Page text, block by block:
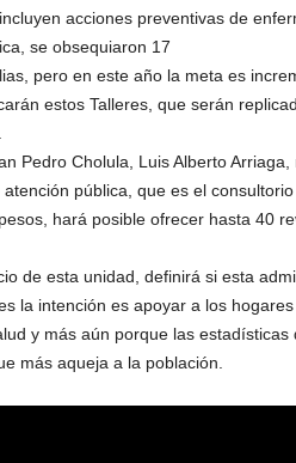
acciones preventivas de
se obsequiaron 17
pero en este año la meta es
estos Talleres, que serán
Pedro Cholula, Luis Alberto
pública, que es el
hará posible ofrecer hasta 40
de esta unidad, definirá si esta
la intención es apoyar a los
y más aún porque las estadísticas
más aqueja a la población.